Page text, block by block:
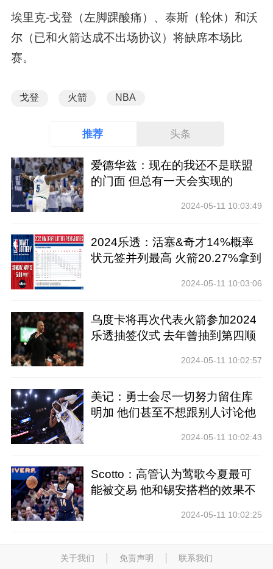
埃里克-戈登（左脚踝酸痛）、泰斯（轮休）和沃
尔（已和火箭达成不出场协议）将缺席本场比
赛。
戈登 火箭 NBA
推荐 头条
爱德华兹：现在的我还不是联盟
的门面 但总有一天会实现的
2024-05-11 10:03:49
2024乐透：活塞&奇才14%概率
状元签并列最高 火箭20.27%拿到
2024-05-11 10:03:06
乌度卡将再次代表火箭参加2024
乐透抽签仪式 去年曾抽到第四顺
2024-05-11 10:02:57
美记：勇士会尽一切努力留住库
明加 他们甚至不想跟别人讨论他
2024-05-11 10:02:43
Scotto：高管认为莺歌今夏最可
能被交易 他和锡安搭档的效果不
2024-05-11 10:02:25
关于我们 免责声明
联系我们